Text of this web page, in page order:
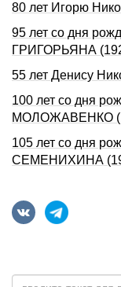
80 лет Игорю
95 лет со дня
ГРИГОРЬЯНА
55 лет Денису
100 лет со дня
МОЛОЖАВЕНКО
105 лет со дня
СЕМЕНИХИHА